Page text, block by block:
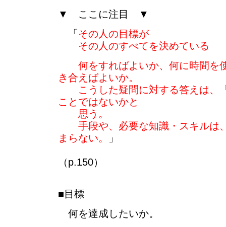
▼ ここに注目 ▼
「 その人の目標が
その人のすべてを決めている
何をすればよいか、何に時間を
き合えばよいか。
こうした疑問に対する答えは、
ことではないかと
思う。
手段や、必要な知識・スキルは
まらない。
」
（p.150）
■目標
何を達成したいか。